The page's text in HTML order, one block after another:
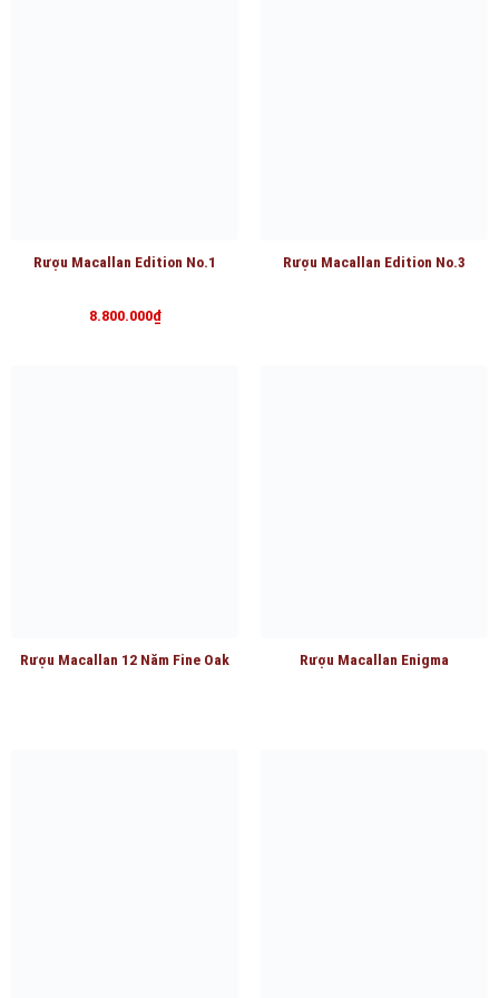
Rượu Macallan Edition No.1
8.800.000₫
Rượu Macallan Edition No.3
Rượu Macallan 12 Năm Fine Oak Rượu Macallan Enigma